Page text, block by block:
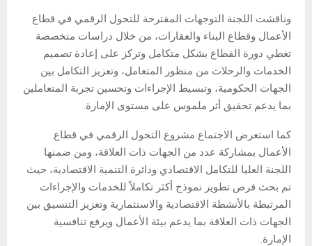
وناقشت اللجنة التوجهات المقترحة للتحول الرقمي في قطاع
الأعمال وقطاع البناء والعقارات، من خلال دراسات متخصصة
تغطي دورة القطاع بشكل متكامل وتركز على إعادة تصميم
الخدمات والرحلات من منظور المتعامل، وتعزيز التكامل بين
الجهات الحكومية، وتبسيط الإجراءات وتحسين تجربة المتعاملين
بما يدعم تحقيق أثر ملموس على مستوى الإمارة.
كما استعرض الاجتماع مشروع التحول الرقمي في قطاع
الأعمال بمشاركة عدد من الجهات ذات العلاقة، ومن ضمنها
اللجنة العليا للتكامل الاقتصادي ودائرة التنمية الاقتصادية، حيث
تم بحث فرص تطوير نموذج أكثر تكاملاً للخدمات والإجراءات
المرتبطة بالأنشطة الاقتصادية والاستثمارية وتعزيز التنسيق بين
الجهات ذات العلاقة بما يدعم بيئة الأعمال ويرفع تنافسية
الإمارة.